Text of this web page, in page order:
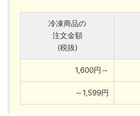
冷凍商品の
注文金額
(税抜)
1,600円～
～1,599円